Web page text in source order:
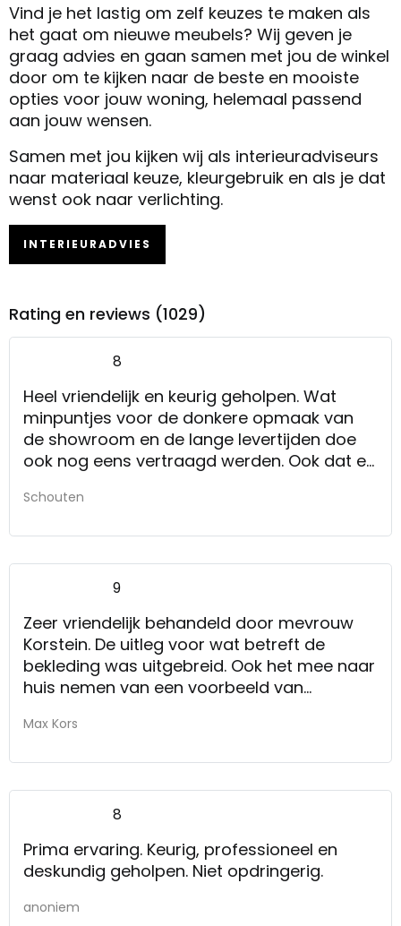
Vind je het lastig om zelf keuzes te maken als
het gaat om nieuwe meubels? Wij geven je
graag advies en gaan samen met jou de winkel
door om te kijken naar de beste en mooiste
opties voor jouw woning, helemaal passend
aan jouw wensen.
Samen met jou kijken wij als interieuradviseurs
naar materiaal keuze, kleurgebruik en als je dat
wenst ook naar verlichting.
INTERIEURADVIES
Rating en reviews (1029)
8
Heel vriendelijk en keurig geholpen. Wat
minpuntjes voor de donkere opmaak van
de showroom en de lange levertijden doe
ook nog eens vertraagd werden. Ook dat er
genomen kon worden.
Schouten
9
Zeer vriendelijk behandeld door mevrouw
Korstein. De uitleg voor wat betreft de
bekleding was uitgebreid. Ook het mee naar
huis nemen van een voorbeeld van
Max Kors
8
Prima ervaring. Keurig, professioneel en
deskundig geholpen. Niet opdringerig.
anoniem